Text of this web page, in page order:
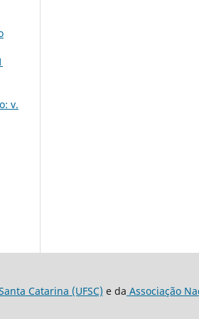
v.
Catarina (UFSC) e da Associação